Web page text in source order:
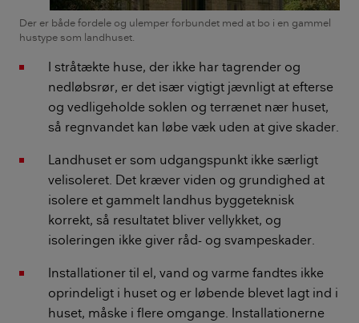
Der er både fordele og ulemper forbundet med at bo i en gammel
hustype som landhuset.
I stråtækte huse, der ikke har tagrender og
nedløbsrør, er det især vigtigt jævnligt at efterse
og vedligeholde soklen og terrænet nær huset,
så regnvandet kan løbe væk uden at give skader.
Landhuset er som udgangspunkt ikke særligt
velisoleret. Det kræver viden og grundighed at
isolere et gammelt landhus byggeteknisk
korrekt, så resultatet bliver vellykket, og
isoleringen ikke giver råd- og svampeskader.
Installationer til el, vand og varme fandtes ikke
oprindeligt i huset og er løbende blevet lagt ind i
huset, måske i flere omgange. Installationerne